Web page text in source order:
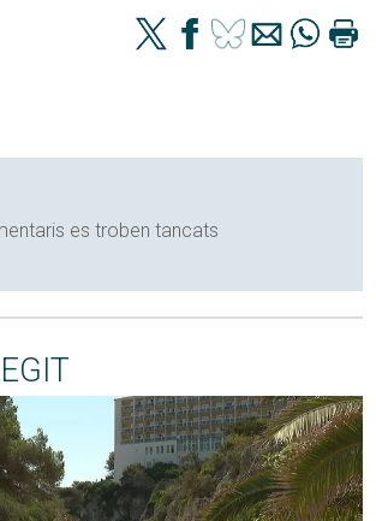
es troben tancats